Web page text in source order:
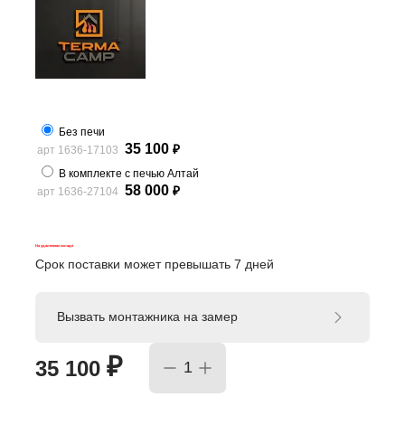
Без печи
арт 1636-17103 35 100 ₽
В комплекте с печью Алтай
арт 1636-27104 58 000 ₽
На удаленном складе
Срок поставки может превышать 7 дней
35 100 ₽
Вызвать монтажника на замер